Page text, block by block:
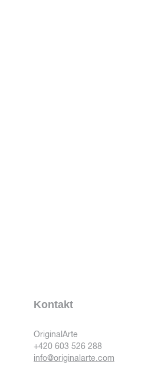
Kontakt
OriginalArte
+420 603 526 288
info@originalarte.com